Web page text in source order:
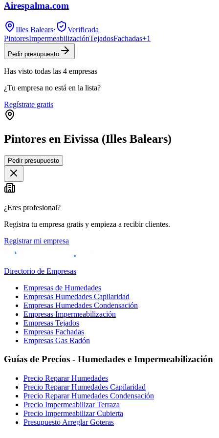
Airespalma.com
Illes Balears·
Verificada
PintoresImpermeabilizaciónTejadosFachadas+1
Pedir presupuesto
Has visto todas las 4 empresas
¿Tu empresa no está en la lista?
Regístrate gratis
Pintores en Eivissa (Illes Balears)
+
−
Pedir presupuesto
¿Eres profesional?
Registra tu empresa gratis y empieza a recibir clientes.
Registrar mi empresa
Directorio de Empresas
Empresas de Humedades
Empresas Humedades Capilaridad
Empresas Humedades Condensación
Empresas Impermeabilización
Empresas Tejados
Empresas Fachadas
Empresas Gas Radón
Guías de Precios - Humedades e Impermeabilización
Precio Reparar Humedades
Precio Reparar Humedades Capilaridad
Precio Reparar Humedades Condensación
Precio Impermeabilizar Terraza
Precio Impermeabilizar Cubierta
Presupuesto Arreglar Goteras